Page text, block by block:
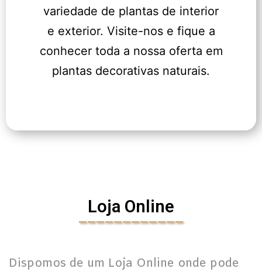
variedade de plantas de interior
e exterior. Visite-nos e fique a
conhecer toda a nossa oferta em
plantas decorativas naturais.
Loja Online
____________
Dispomos de um Loja Online onde pode